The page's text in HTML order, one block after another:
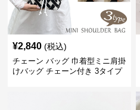
¥2,840 (税込)
チェーン バッグ 巾着型ミニ肩掛
けバッグ チェーン付き 3タイプ